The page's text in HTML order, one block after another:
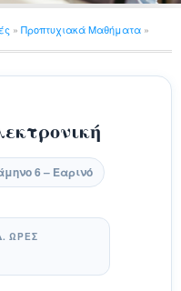
» Προπτυχιακά Μαθήματα »
6 – Εαρινό
ΏΡΕΣ